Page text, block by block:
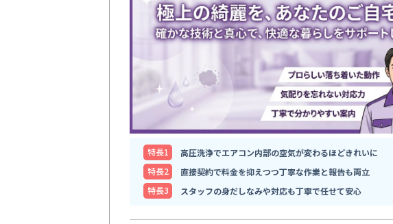
特⻑1
高圧洗浄でエアコン内部の空気が変わるほどきれいに
特⻑2
直接契約で料金を抑えつつ丁寧な作業と報告も両立
特⻑3
スタッフの身だしなみや対応も丁寧で任せて安心